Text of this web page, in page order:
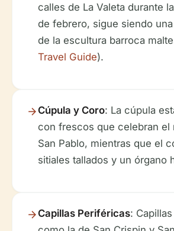
calles de La Valeta durante
de febrero, sigue siendo
de la escultura barroca
Travel Guide).
Cúpula y Coro: La cúpula
con frescos que celebran el
San Pablo, mientras que el
sitiales tallados y un órgano
Capillas Periféricas: